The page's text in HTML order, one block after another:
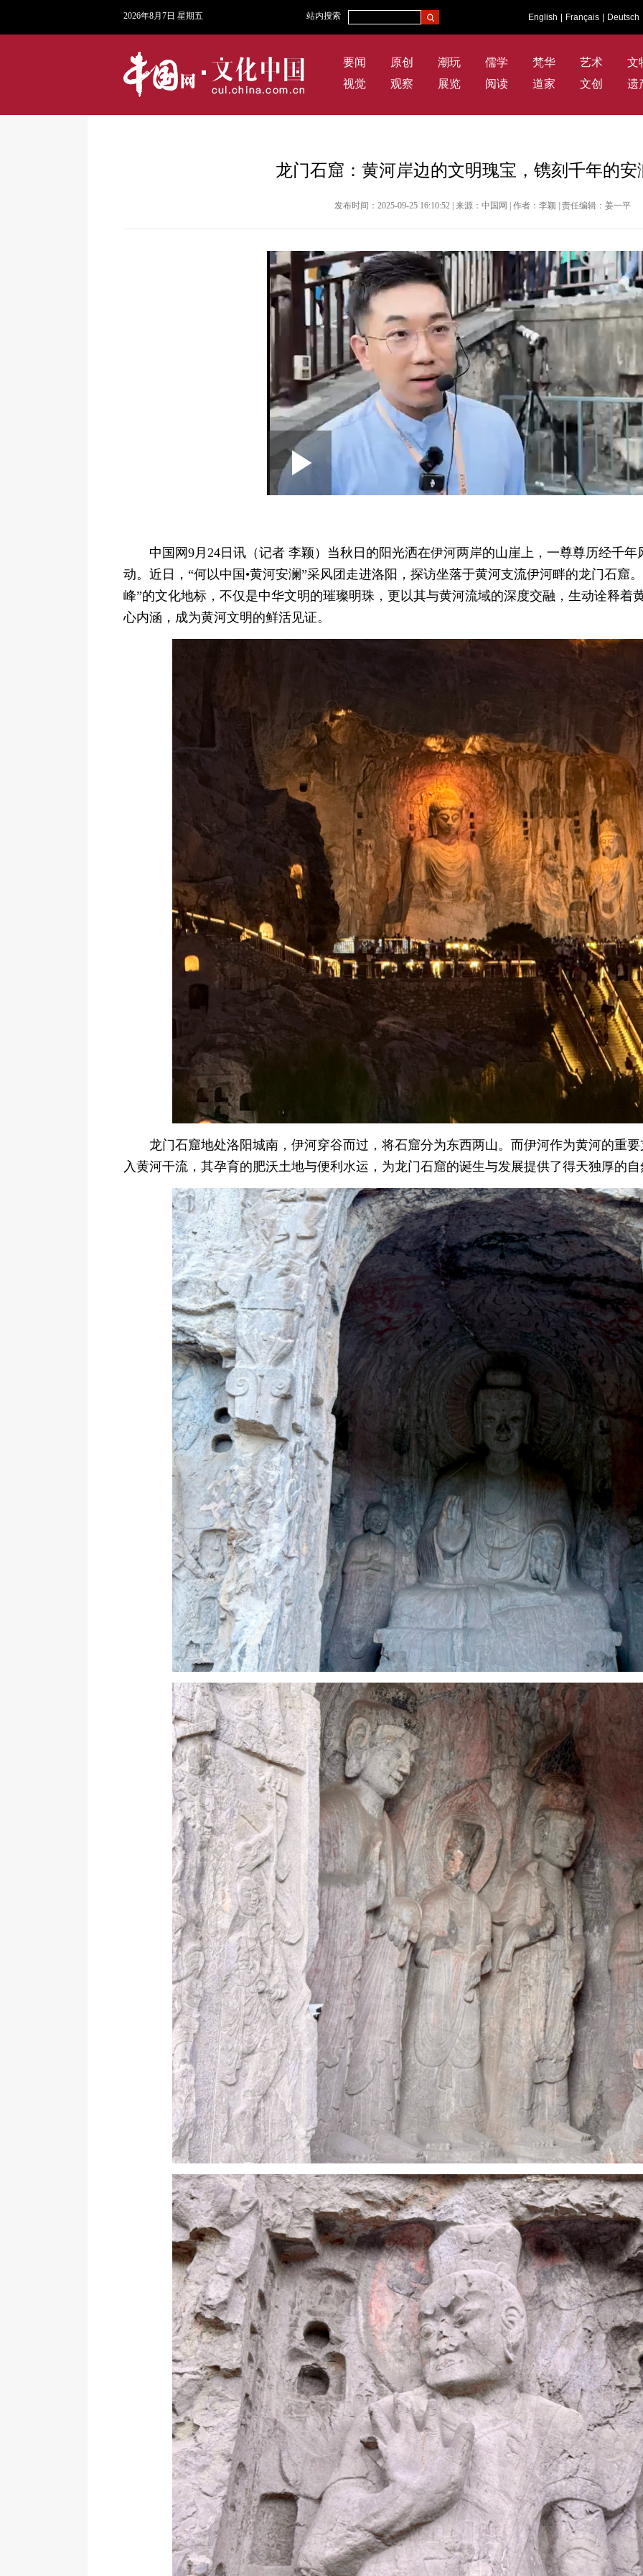
2026年8月7日 星期五 站内搜索 English Français Deutsch
要闻 原创 潮玩 儒学 梵华 艺术
文
视觉
观察 展览 阅读 道家 文创 遗
龙门石窟：黄河岸边的文明瑰宝，镌刻千年的安
发布时间：2025-09-25 16:10:52 | 来源：中国网 | 作者：李颖 | 责任编辑：姜一平
Play
Loaded
Picture-
in-
Picture
中国网9月24日讯（记者 李颖）当秋日的阳光洒在伊河两岸的山崖上，一尊尊历经千
动。近日，“何以中国•黄河安澜”采风团走进洛阳，探访坐落于黄河支流伊河畔的龙门石窟
峰”的文化地标，不仅是中华文明的璀璨明珠，更以其与黄河流域的深度交融，生动诠释着
心内涵，成为黄河文明的鲜活见证。
龙门石窟地处洛阳城南，伊河穿谷而过，将石窟分为东西两山。而伊河作为黄河的重
入黄河干流，其孕育的肥沃土地与便利水运，为龙门石窟的诞生与发展提供了得天独厚的